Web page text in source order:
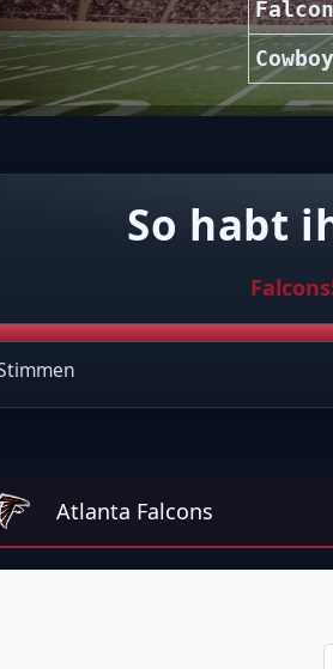
So habt
Falcons
Atlanta Falcons